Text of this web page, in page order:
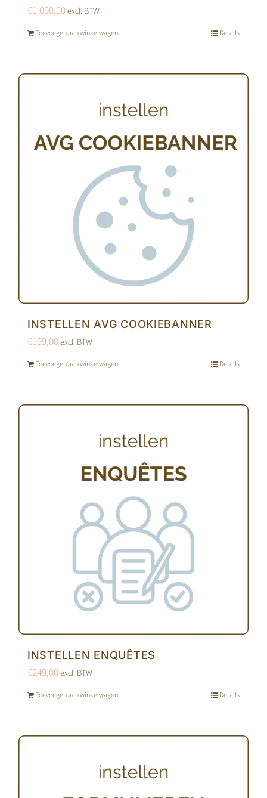
€1.000,00excl. BTW
Toevoegen aan winkelwagen Details
INSTELLEN AVG COOKIEBANNER
€199,00excl. BTW
Toevoegen aan winkelwagen Details
INSTELLEN ENQUÊTES
€249,00excl. BTW
Toevoegen aan winkelwagen Details